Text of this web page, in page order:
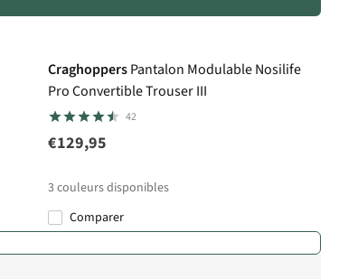
CraghoppersPantalon Modulable Nosilife
Pro Convertible Trouser III
42
€129,95
3couleurs disponibles
Comparer